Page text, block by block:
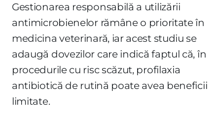
Gestionarea responsabilă a utilizării
antimicrobienelor rămâne o prioritate în
medicina veterinară, iar acest studiu se
adaugă dovezilor care indică faptul că, în
procedurile cu risc scăzut, profilaxia
antibiotică de rutină poate avea beneficii
limitate.